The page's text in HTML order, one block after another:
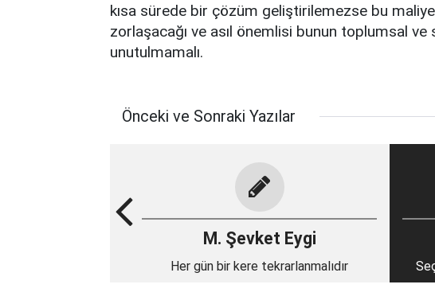
kısa sürede bir çözüm geliştirilemezse bu
zorlaşacağı ve asıl önemlisi bunun toplumsal ve
unutulmamalı.
Önceki ve Sonraki Yazılar
M. Şevket Eygi
Her gün bir kere tekrarlanmalıdır